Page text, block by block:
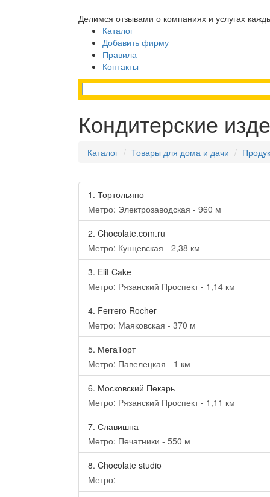
Делимся отзывами о компаниях и услугах
Каталог
Добавить фирму
Правила
Контакты
Кондитерские
Каталог Товары для дома и дачи
1. Тортольяно
Метро: Электрозаводская - 960 м
2. Chocolate.com.ru
Метро: Кунцевская - 2,38 км
3. Elit Cake
Метро: Рязанский Проспект - 1,14 км
4. Ferrero Rocher
Метро: Маяковская - 370 м
5. МегаТорт
Метро: Павелецкая - 1 км
6. Московский Пекарь
Метро: Рязанский Проспект - 1,11 км
7. Славишна
Метро: Печатники - 550 м
8. Chocolate studio
Метро: -